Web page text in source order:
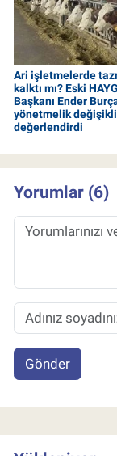
Ari işletmelerde
kalktı mı? Eski
Başkanı Ender
yönetmelik
değerlendirdi
Yorumlar (6)
Gönder